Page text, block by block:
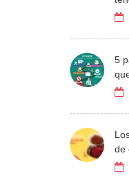
5
de